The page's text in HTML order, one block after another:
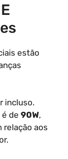
estão
incluso.
de 90W,
relação aos